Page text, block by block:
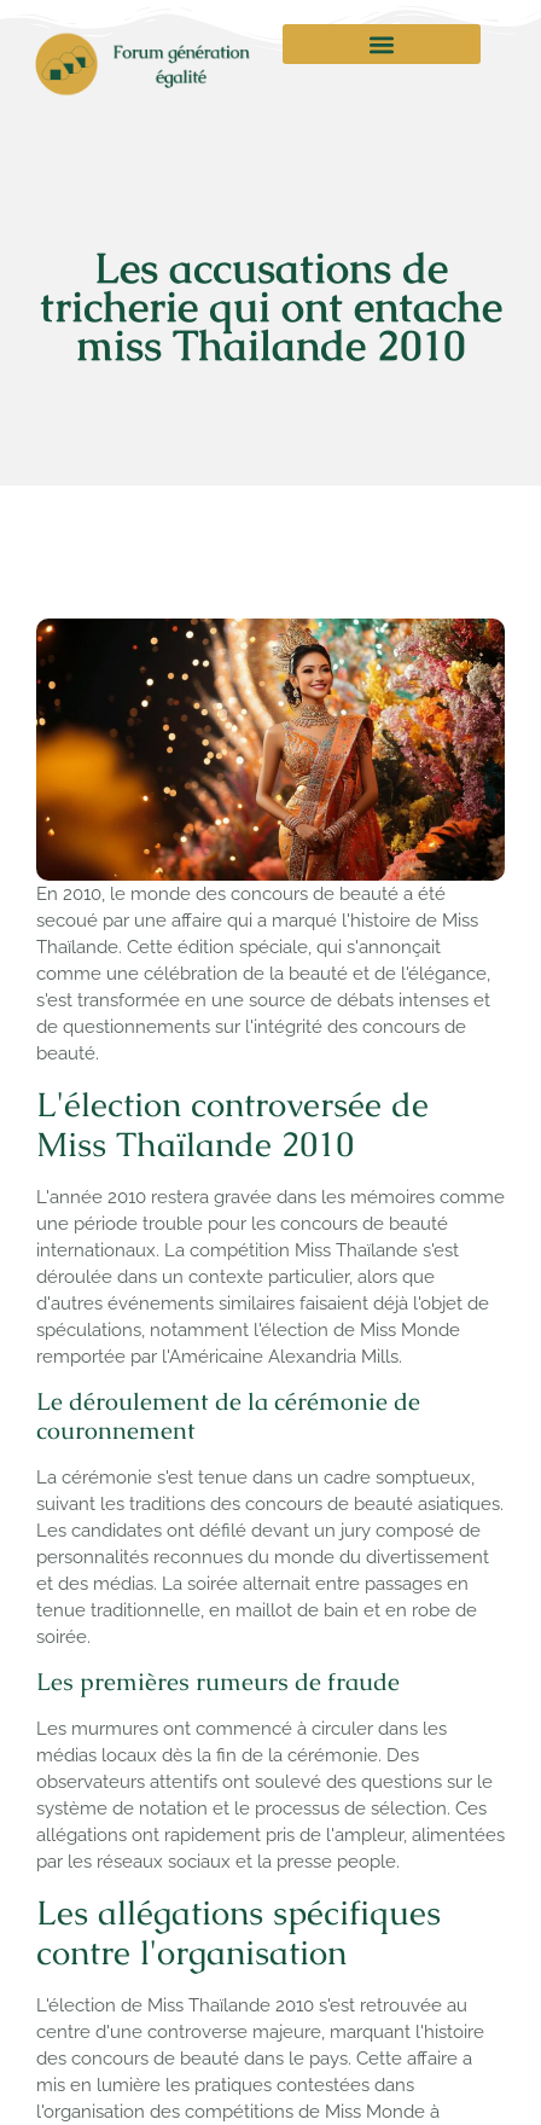
Les accusations de
tricherie qui ont entache
miss Thailande 2010
En 2010, le monde des concours de beauté a été
secoué par une affaire qui a marqué l'histoire de Miss
Thaïlande. Cette édition spéciale, qui s'annonçait
comme une célébration de la beauté et de l'élégance,
s'est transformée en une source de débats intenses et
de questionnements sur l'intégrité des concours de
beauté.
L'élection controversée de
Miss Thaïlande 2010
L'année 2010 restera gravée dans les mémoires comme
une période trouble pour les concours de beauté
internationaux. La compétition Miss Thaïlande s'est
déroulée dans un contexte particulier, alors que
d'autres événements similaires faisaient déjà l'objet de
spéculations, notamment l'élection de Miss Monde
remportée par l'Américaine Alexandria Mills.
Le déroulement de la cérémonie de
couronnement
La cérémonie s'est tenue dans un cadre somptueux,
suivant les traditions des concours de beauté asiatiques.
Les candidates ont défilé devant un jury composé de
personnalités reconnues du monde du divertissement
et des médias. La soirée alternait entre passages en
tenue traditionnelle, en maillot de bain et en robe de
soirée.
Les premières rumeurs de fraude
Les murmures ont commencé à circuler dans les
médias locaux dès la fin de la cérémonie. Des
observateurs attentifs ont soulevé des questions sur le
système de notation et le processus de sélection. Ces
allégations ont rapidement pris de l'ampleur, alimentées
par les réseaux sociaux et la presse people.
Les allégations spécifiques
contre l'organisation
L'élection de Miss Thaïlande 2010 s'est retrouvée au
centre d'une controverse majeure, marquant l'histoire
des concours de beauté dans le pays. Cette affaire a
mis en lumière les pratiques contestées dans
l'organisation des compétitions de Miss Monde à